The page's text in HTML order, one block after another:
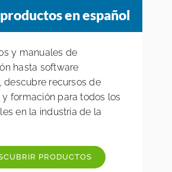
en español
y manuales de
hasta software
descubre recursos de
formación para todos los
en la industria de la
PRODUCTOS